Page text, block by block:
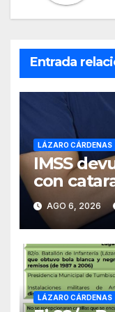
Entrada
LÁZARO CÁRDENAS
IMSS
con
23 años
AGO 6, 2026
LÁZARO CÁRDENAS